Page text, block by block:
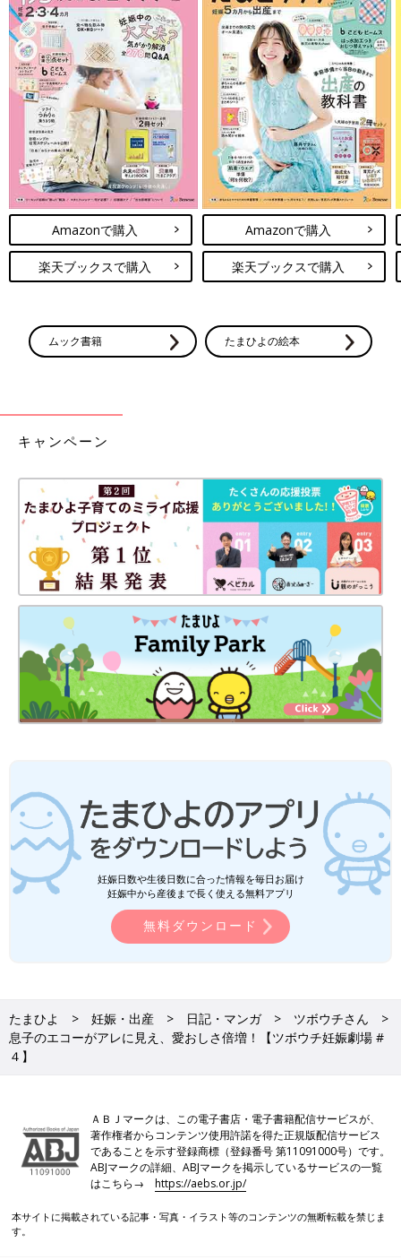
Amazonで購入
楽天ブックスで購入
Amazonで購入
楽天ブックスで購入
ムック書籍 たまひよの絵本
キャンペーン
妊娠日数や生後日数に合った情報を毎日お届け
妊娠中から産後まで長く使える無料アプリ
無料ダウンロード
たまひよ 妊娠・出産 日記・マンガ
ツボウチさん
息子のエコーがアレに見え、愛おしさ倍増！【ツボウチ妊娠劇場 #
４】
ＡＢＪマークは、この電子書店・電子書籍配信サービスが、
著作権者からコンテンツ使用許諾を得た正規版配信サービス
であることを示す登録商標（登録番号 第11091000号）です。
ABJマークの詳細、ABJマークを掲示しているサービスの一覧
はこちら→https://aebs.or.jp/
本サイトに掲載されている記事・写真・イラスト等のコンテンツの無断転載を禁じま
す。